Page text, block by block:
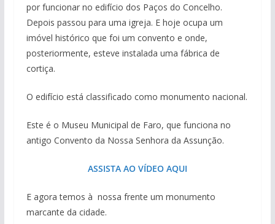
por funcionar no edifício dos Paços do Concelho.
Depois passou para uma igreja. E hoje ocupa um
imóvel histórico que foi um convento e onde,
posteriormente, esteve instalada uma fábrica de
cortiça.
O edifício está classificado como monumento nacional.
Este é o Museu Municipal de Faro, que funciona no
antigo Convento da Nossa Senhora da Assunção.
ASSISTA AO VÍDEO AQUI
E agora temos à nossa frente um monumento
marcante da cidade.